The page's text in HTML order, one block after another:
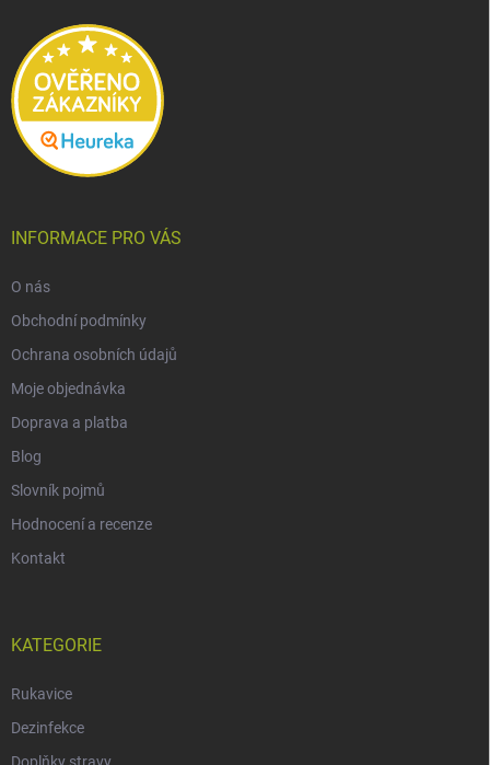
INFORMACE PRO VÁS
O nás
Obchodní podmínky
Ochrana osobních údajů
Moje objednávka
Doprava a platba
Blog
Slovník pojmů
Hodnocení a recenze
Kontakt
KATEGORIE
Rukavice
Dezinfekce